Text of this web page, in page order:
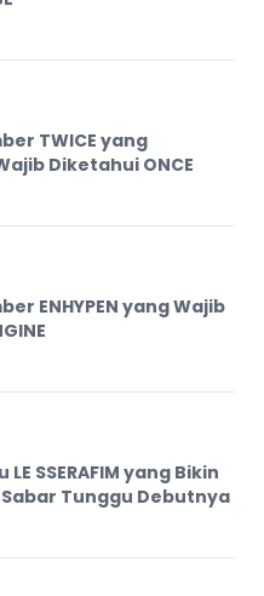
TWICE yang
Diketahui ONCE
ENHYPEN yang Wajib
SSERAFIM yang Bikin
Tunggu Debutnya